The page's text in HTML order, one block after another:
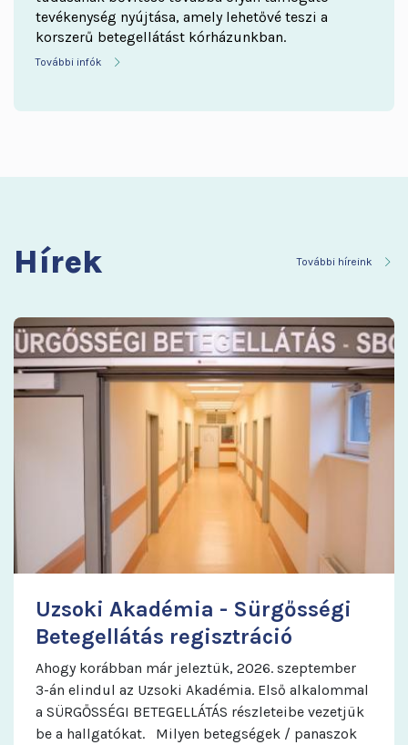
tevékenység nyújtása, amely lehetővé teszi a
korszerű betegellátást kórházunkban.
További infók
Hírek További híreink
Uzsoki Akadémia - Sürgősségi
Betegellátás regisztráció
Ahogy korábban már jeleztük, 2026. szeptember
3-án elindul az Uzsoki Akadémia. Első alkalommal
a SÜRGŐSSÉGI BETEGELLÁTÁS részleteibe vezetjük
be a hallgatókat. Milyen betegségek / panaszok